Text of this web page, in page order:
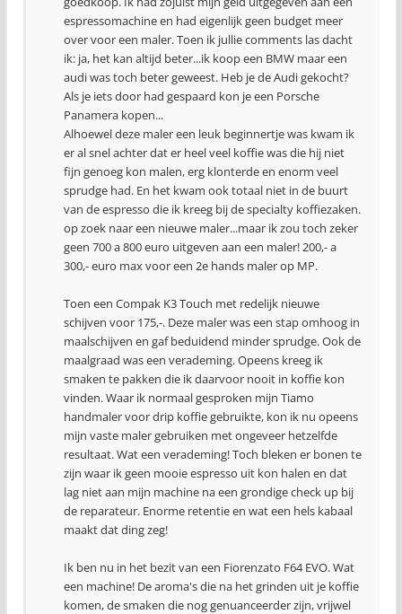
espressomachine en had eigenlijk geen budget meer
over voor een maler. Toen ik jullie comments las dacht
ik: ja, het kan altijd beter...ik koop een BMW maar een
audi was toch beter geweest. Heb je de Audi gekocht?
Als je iets door had gespaard kon je een Porsche
Panamera kopen...
Alhoewel deze maler een leuk beginnertje was kwam ik
er al snel achter dat er heel veel koffie was die hij niet
fijn genoeg kon malen, erg klonterde en enorm veel
sprudge had. En het kwam ook totaal niet in de buurt
van de espresso die ik kreeg bij de specialty koffiezaken.
op zoek naar een nieuwe maler...maar ik zou toch zeker
geen 700 a 800 euro uitgeven aan een maler! 200,- a
300,- euro max voor een 2e hands maler op MP.
Toen een Compak K3 Touch met redelijk nieuwe
schijven voor 175,-. Deze maler was een stap omhoog in
maalschijven en gaf beduidend minder sprudge. Ook de
maalgraad was een verademing. Opeens kreeg ik
smaken te pakken die ik daarvoor nooit in koffie kon
vinden. Waar ik normaal gesproken mijn Tiamo
handmaler voor drip koffie gebruikte, kon ik nu opeens
mijn vaste maler gebruiken met ongeveer hetzelfde
resultaat. Wat een verademing! Toch bleken er bonen te
zijn waar ik geen mooie espresso uit kon halen en dat
lag niet aan mijn machine na een grondige check up bij
de reparateur. Enorme retentie en wat een hels kabaal
maakt dat ding zeg!
Ik ben nu in het bezit van een Fiorenzato F64 EVO. Wat
een machine! De aroma's die na het grinden uit je koffie
komen, de smaken die nog genuanceerder zijn, vrijwel